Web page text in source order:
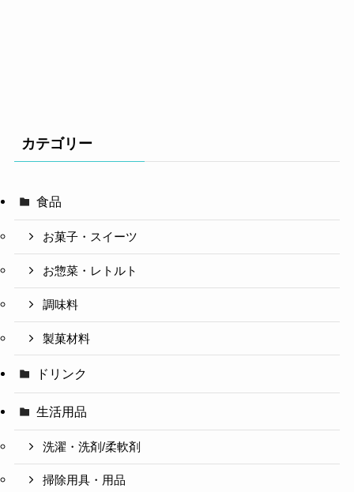
カテゴリー
食品
お菓子・スイーツ
お惣菜・レトルト
調味料
製菓材料
ドリンク
生活用品
洗濯・洗剤/柔軟剤
掃除用具・用品